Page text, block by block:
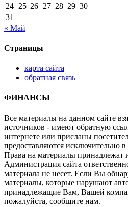
24 25 26 27 28 29 30
31
« Май
Страницы
карта сайта
обратная связь
ФИНАНСЫ
Все материалы на данном сайте
источников - имеют обратную
интернете или присланы
предоставляются исключительно
Права на материалы принадлежат
Администрация сайта
материала не несет. Если Вы
материалы, которые нарушают
принадлежащие Вам, Вашей
пожалуйста, сообщите нам.